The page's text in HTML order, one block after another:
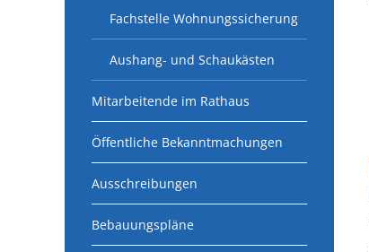
Fachstelle Wohnungssicherung
Aushang- und Schaukästen
Mitarbeitende im Rathaus
Öffentliche Bekanntmachungen
Ausschreibungen
Bebauungspläne